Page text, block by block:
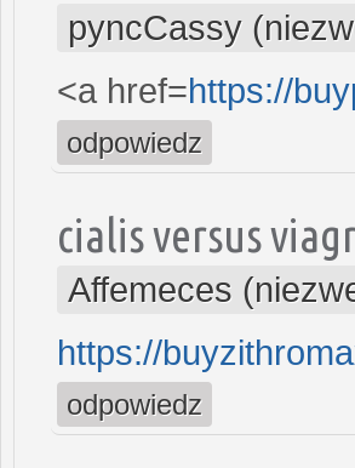
pyncCassy
<a href=https://
odpowiedz
cialis versus
Affemeces
https://
odpowiedz